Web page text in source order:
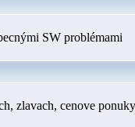
SW problémami
zlavach, cenove ponuky